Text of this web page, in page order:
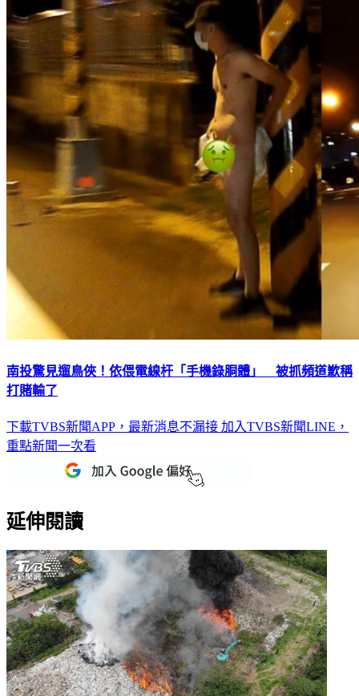
南投驚見遛鳥俠！依偎電線杆「手機錄胴體」 被抓頻道歉稱
打賭輸了
下載TVBS新聞APP，最新消息不漏接 加入TVBS新聞LINE，
重點新聞一次看
延伸閱讀